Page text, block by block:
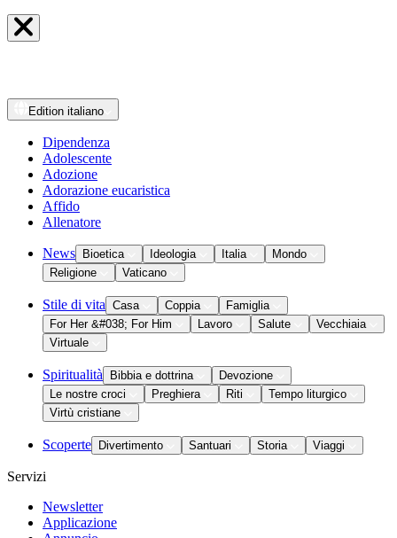
Edition italiano
Dipendenza
Adolescente
Adozione
Adorazione eucaristica
Affido
Allenatore
News Bioetica Ideologia Italia
Mondo
Religione
Vaticano
Stile di vita Casa Coppia
Famiglia
For Her &#038; For Him
Lavoro Salute
Vecchiaia
Virtuale
Spiritualità Bibbia e dottrina
Devozione
Le nostre croci
Preghiera Riti
Tempo liturgico
Virtù cristiane
Scoperte Divertimento Santuari Storia Viaggi
Servizi
Newsletter
Applicazione